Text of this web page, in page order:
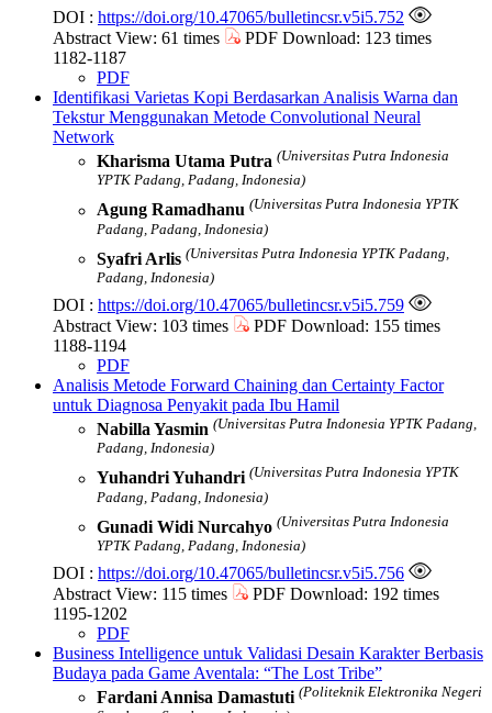
DOI : https://doi.org/10.47065/bulletincsr.v5i5.752
Abstract View: 61 times
PDF Download: 123 times
1182-1187
PDF
Identifikasi Varietas Kopi Berdasarkan Analisis Warna dan
Tekstur Menggunakan Metode Convolutional Neural
Network
Kharisma Utama Putra (Universitas Putra Indonesia
YPTK Padang, Padang, Indonesia)
Agung Ramadhanu (Universitas Putra Indonesia YPTK
Padang, Padang, Indonesia)
Syafri Arlis (Universitas Putra Indonesia YPTK Padang,
Padang, Indonesia)
DOI : https://doi.org/10.47065/bulletincsr.v5i5.759
Abstract View: 103 times
PDF Download: 155 times
1188-1194
PDF
Analisis Metode Forward Chaining dan Certainty Factor
untuk Diagnosa Penyakit pada Ibu Hamil
Nabilla Yasmin (Universitas Putra Indonesia YPTK Padang,
Padang, Indonesia)
Yuhandri Yuhandri (Universitas Putra Indonesia YPTK
Padang, Padang, Indonesia)
Gunadi Widi Nurcahyo (Universitas Putra Indonesia
YPTK Padang, Padang, Indonesia)
DOI : https://doi.org/10.47065/bulletincsr.v5i5.756
Abstract View: 115 times
PDF Download: 192 times
1195-1202
PDF
Business Intelligence untuk Validasi Desain Karakter Berbasis
Budaya pada Game Aventala: “The Lost Tribe”
Fardani Annisa Damastuti (Politeknik Elektronika Negeri